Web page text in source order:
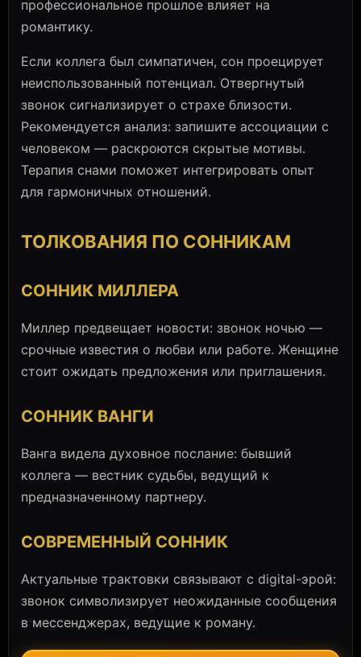
профессиональное прошлое влияет на
романтику.
Если коллега был симпатичен, сон проецирует
неиспользованный потенциал. Отвергнутый
звонок сигнализирует о страхе близости.
Рекомендуется анализ: запишите ассоциации с
человеком — раскроются скрытые мотивы.
Терапия снами поможет интегрировать опыт
для гармоничных отношений.
ТОЛКОВАНИЯ ПО СОННИКАМ
СОННИК МИЛЛЕРА
Миллер предвещает новости: звонок ночью —
срочные известия о любви или работе. Женщине
стоит ожидать предложения или приглашения.
СОННИК ВАНГИ
Ванга видела духовное послание: бывший
коллега — вестник судьбы, ведущий к
предназначенному партнеру.
СОВРЕМЕННЫЙ СОННИК
Актуальные трактовки связывают с digital-эрой:
звонок символизирует неожиданные сообщения
в мессенджерах, ведущие к роману.